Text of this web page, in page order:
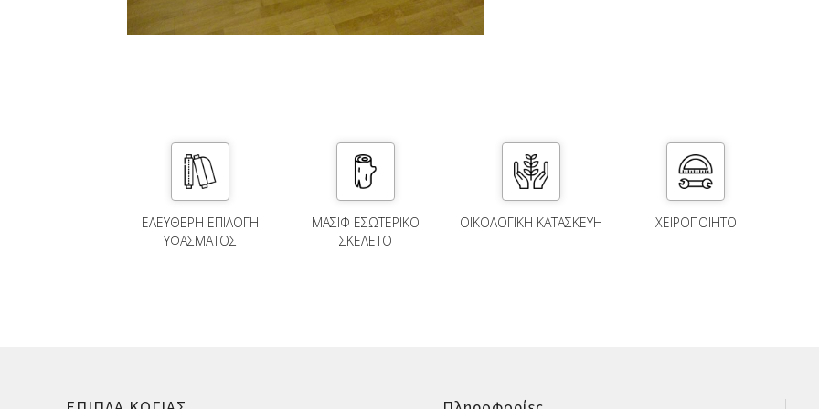
ΕΛΕΎΘΕΡΗ ΕΠΙΛΟΓΉ
ΥΦΆΣΜΑΤΟΣ
ΜΑΣΙΦ ΕΣΩΤΕΡΙΚΟ
ΣΚΕΛΕΤΟ
ΟΙΚΟΛΟΓΙΚΗ ΚΑΤΑΣΚΕΥΗ ΧΕΙΡΟΠΟΙΗΤΟ